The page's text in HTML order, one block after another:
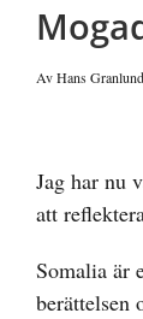
AvHans Granlund
större
bild
Jag har nu
att
Somalia är
berättelsen